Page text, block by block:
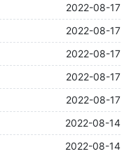
2022-08-17
2022-08-17
2022-08-17
2022-08-17
2022-08-17
2022-08-14
2022-08-14